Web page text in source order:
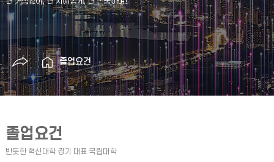
졸업요건
졸업요건